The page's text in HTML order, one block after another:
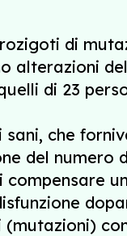
di
alterazioni
di 23
che
del numero
(mutazioni)